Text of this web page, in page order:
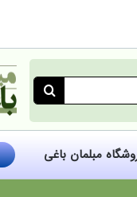
مبلمان باغی